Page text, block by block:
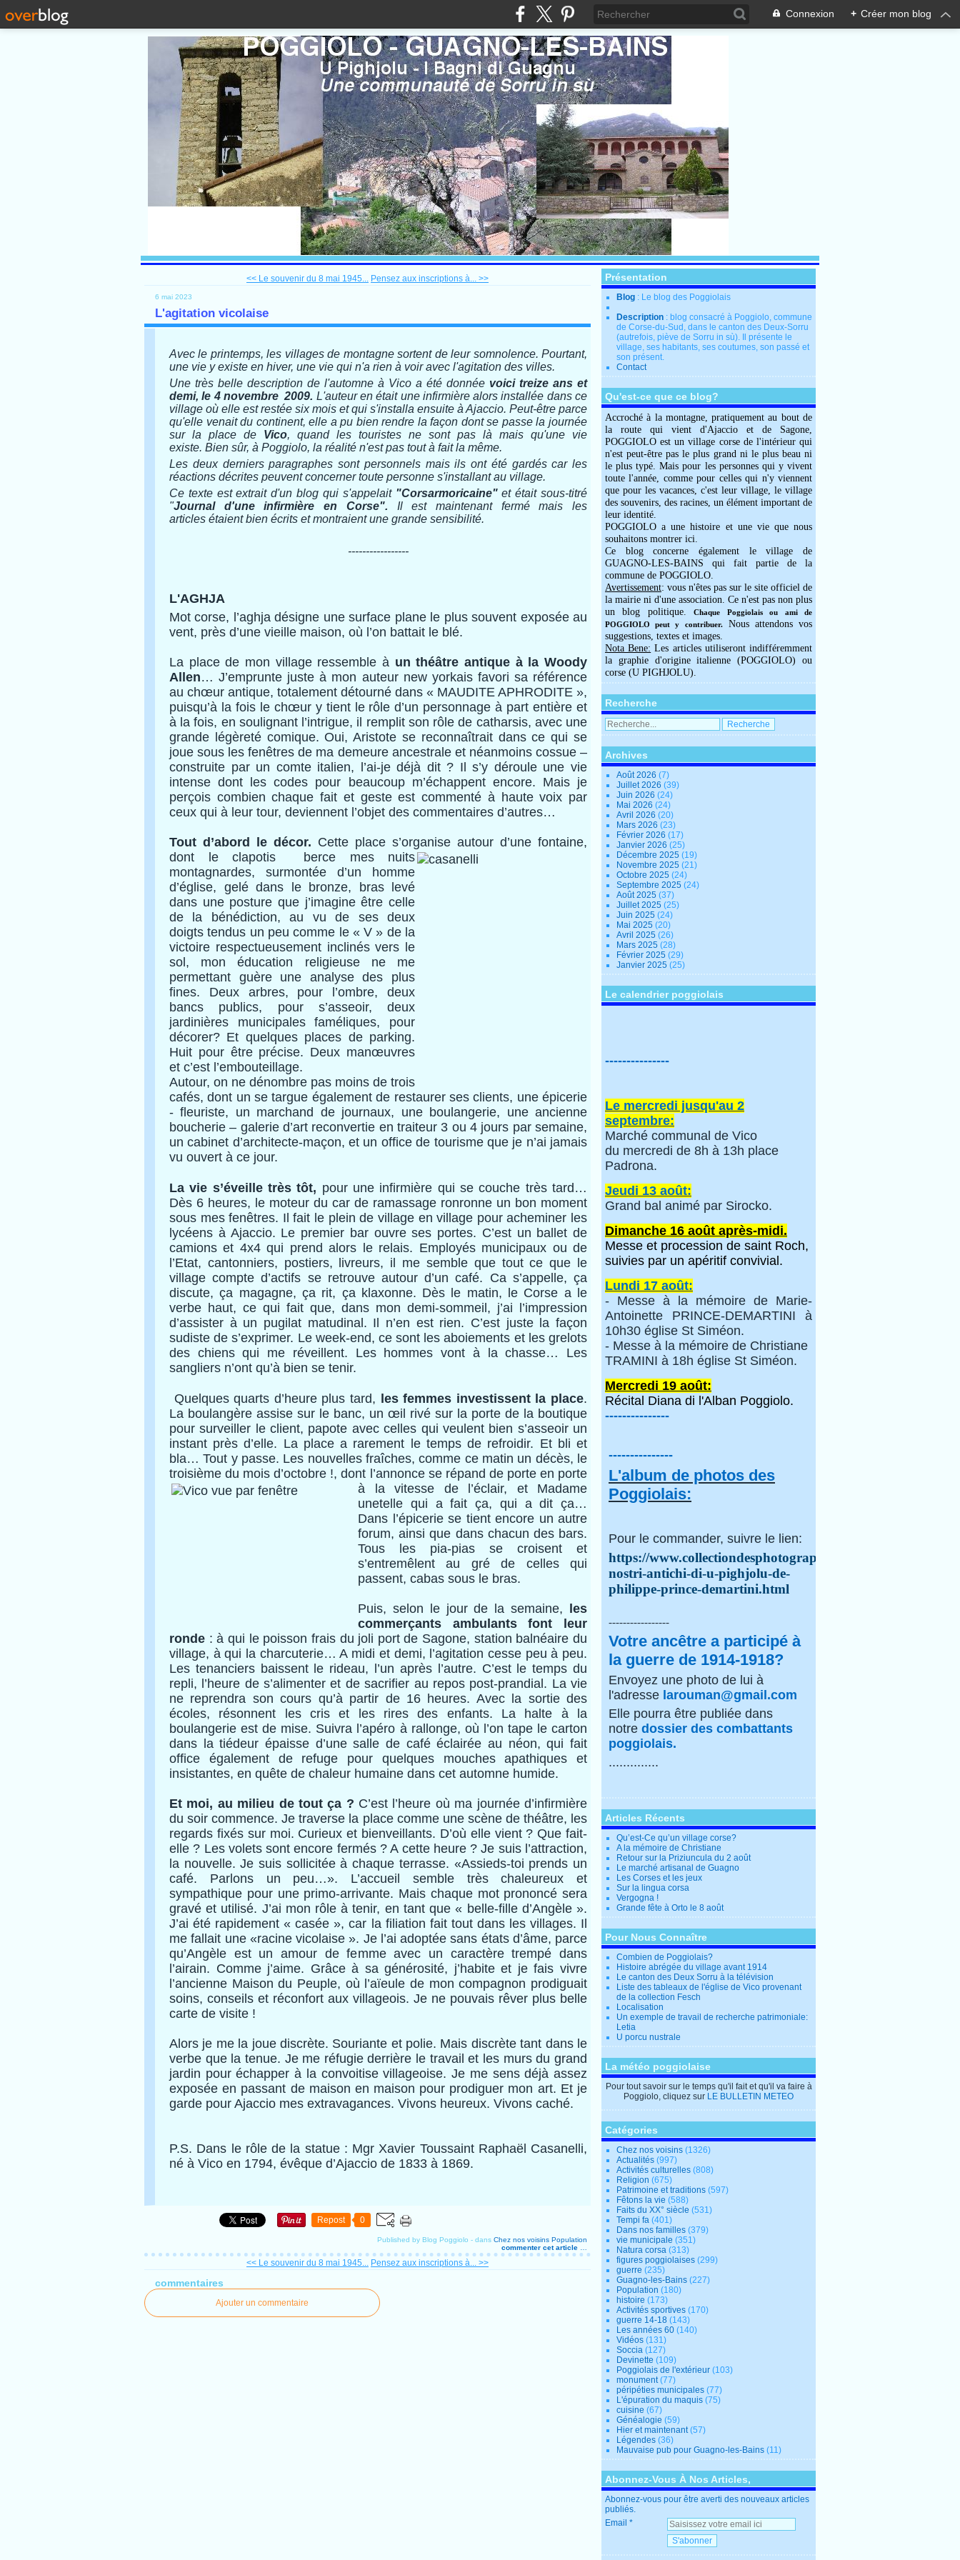
Connexion + Créer mon blog
<< Le souvenir du 8 mai 1945... Pensez aux inscriptions à... >>
6 mai 2023
L'agitation vicolaise
Avec le printemps, les villages de montagne sortent de leur somnolence. Pourtant,
une vie y existe en hiver, une vie qui n'a rien à voir avec l'agitation des villes.
Une très belle description de l'automne à Vico a été donnée voici treize ans et
demi, le 4 novembre 2009. L'auteur en était une infirmière alors installée dans ce
village où elle est restée six mois et qui s'installa ensuite à Ajaccio. Peut-être parce
qu'elle venait du continent, elle a pu bien rendre la façon dont se passe la journée
sur la place de Vico, quand les touristes ne sont pas là mais qu'une vie
existe. Bien sûr, à Poggiolo, la réalité n'est pas tout à fait la même.
Les deux derniers paragraphes sont personnels mais ils ont été gardés car les
réactions décrites peuvent concerner toute personne s'installant au village.
Ce texte est extrait d'un blog qui s'appelait "Corsarmoricaine"et était sous-titré
"Journal d'une infirmière en Corse". Il est maintenant fermé mais les
articles étaient bien écrits et montraient une grande sensibilité.
-----------------
L'AGHJA
Mot corse, l’aghja désigne une surface plane le plus souvent exposée au
vent, près d’une vieille maison, où l’on battait le blé.
La place de mon village ressemble à un théâtre antique à la Woody
Allen… J’emprunte juste à mon auteur new yorkais favori sa référence
au chœur antique, totalement détourné dans « MAUDITE APHRODITE »,
puisqu’à la fois le chœur y tient le rôle d’un personnage à part entière et
à la fois, en soulignant l’intrigue, il remplit son rôle de catharsis, avec une
grande légèreté comique. Oui, Aristote se reconnaîtrait dans ce qui se
joue sous les fenêtres de ma demeure ancestrale et néanmoins cossue –
construite par un comte italien, l’ai-je déjà dit ? Il s’y déroule une vie
intense dont les codes pour beaucoup m’échappent encore. Mais je
perçois combien chaque fait et geste est commenté à haute voix par
ceux qui à leur tour, deviennent l’objet des commentaires d’autres…
Tout d’abord le décor. Cette place s’organise autour d’une fontaine,
dont le clapotis
berce mes nuits
montagnardes, surmontée d’un homme
d’église, gelé dans le bronze, bras levé
dans une posture que j’imagine être celle
de la bénédiction, au vu de ses deux
doigts tendus un peu comme le « V » de la
victoire respectueusement inclinés vers le
sol, mon éducation religieuse ne me
permettant guère une analyse des plus
fines. Deux arbres, pour l’ombre, deux
bancs publics, pour s’asseoir, deux
jardinières municipales faméliques, pour
décorer? Et quelques places de parking.
Huit pour être précise. Deux manœuvres
et c’est l’embouteillage.
Autour, on ne dénombre pas moins de trois
cafés, dont un se targue également de restaurer ses clients, une épicerie
- fleuriste, un marchand de journaux, une boulangerie, une ancienne
boucherie – galerie d’art reconvertie en traiteur 3 ou 4 jours par semaine,
un cabinet d’architecte-maçon, et un office de tourisme que je n’ai jamais
vu ouvert à ce jour.
La vie s’éveille très tôt, pour une infirmière qui se couche très tard…
Dès 6 heures, le moteur du car de ramassage ronronne un bon moment
sous mes fenêtres. Il fait le plein de village en village pour acheminer les
lycéens à Ajaccio. Le premier bar ouvre ses portes. C’est un ballet de
camions et 4x4 qui prend alors le relais. Employés municipaux ou de
l’Etat, cantonniers, postiers, livreurs, il me semble que tout ce que le
village compte d’actifs se retrouve autour d’un café. Ca s’appelle, ça
discute, ça magagne, ça rit, ça klaxonne. Dès le matin, le Corse a le
verbe haut, ce qui fait que, dans mon demi-sommeil, j’ai l’impression
d’assister à un pugilat matudinal. Il n’en est rien. C’est juste la façon
sudiste de s’exprimer. Le week-end, ce sont les aboiements et les grelots
des chiens qui me réveillent. Les hommes vont à la chasse… Les
sangliers n’ont qu’à bien se tenir.
Quelques quarts d’heure plus tard, les femmes investissent la place.
La boulangère assise sur le banc, un œil rivé sur la porte de la boutique
poursurveiller le client, papote avec celles qui veulent bien s’asseoir un
instant près d’elle. La place a rarement le temps de refroidir. Et bli et
bla… Tout y passe. Les nouvelles fraîches, comme ce matin un décès, le
troisième du mois d’octobre !, dont l’annonce se répand de porte en porte
à la vitesse de l’éclair, et Madame
unetelle qui a fait ça, qui a dit ça…
Dans l’épicerie se tient encore un autre
forum, ainsi que dans chacun des bars.
Tous les pia-pias se croisent et
s’entremêlent au gré de celles qui
passent, cabas sous le bras.
Puis, selon le jour de la semaine,
les
commerçants ambulants font leur
ronde : à qui le poisson frais du joli port de Sagone, station balnéaire du
village, à qui la charcuterie… A midi et demi, l’agitation cesse peu à peu.
Les tenanciers baissent le rideau, l’un après l’autre. C’est le temps du
repli, l’heure de s’alimenter et de sacrifier au repos post-prandial. La vie
ne reprendra son cours qu’à partir de 16 heures. Avec la sortie des
écoles, résonnent les cris et les rires des enfants. La halte à la
boulangerie est de mise. Suivra l’apéro à rallonge, où l’on tape le carton
dans la tiédeur épaisse d’une salle de café éclairée au néon, qui fait
office également de refuge pour quelques mouches apathiques et
insistantes, en quête de chaleur humaine dans cet automne humide.
Et moi, au milieu de tout ça ? C’est l’heure où ma journée d’infirmière
du soir commence. Je traverse la place comme une scène de théâtre, les
regards fixés sur moi. Curieux et bienveillants. D’où elle vient ? Que fait-
elle ? Les volets sont encore fermés ? A cette heure ? Je suis l’attraction,
la nouvelle. Je suis sollicitée à chaque terrasse. «Assieds-toi prends un
café. Parlons un peu…». L’accueil semble très chaleureux et
sympathique pour une primo-arrivante. Mais chaque mot prononcé sera
gravé et utilisé. J’ai mon rôle à tenir, en tant que « belle-fille d’Angèle ».
J’ai été rapidement « casée », car la filiation fait tout dans les villages. Il
me fallait une «racine vicolaise ». Je l’ai adoptée sans états d’âme, parce
qu’Angèle est un amour de femme avec un caractère trempé dans
l’airain. Comme j’aime. Grâce à sa générosité, j’habite et je fais vivre
l’ancienne Maison du Peuple, où l’aïeule de mon compagnon prodiguait
soins, conseils et réconfort aux villageois. Je ne pouvais rêver plus belle
carte de visite !
Alors je me la joue discrète. Souriante et polie. Mais discrète tant dans le
verbe que la tenue. Je me réfugie derrière le travail et les murs du grand
jardin pour échapper à la convoitise villageoise. Je me sens déjà assez
exposée en passant de maison en maison pour prodiguer mon art. Et je
garde pour Ajaccio mes extravagances. Vivons heureux. Vivons caché.
P.S. Dans le rôle de la statue : Mgr Xavier Toussaint Raphaël Casanelli,
né à Vico en 1794, évêque d’Ajaccio de 1833 à 1869.
Repost 0
Published by Blog Poggiolo - dans Chez nos voisins Population
commenter cet article
<< Le souvenir du 8 mai 1945... Pensez aux inscriptions à... >>
commentaires
Ajouter un commentaire
Présentation
Blog : Le blog des Poggiolais
Description : blog consacré à Poggiolo, commune
de Corse-du-Sud, dans le canton des Deux-Sorru
(autrefois, piève de Sorru in sù). Il présente le
village, ses habitants, ses coutumes, son passé et
son présent.
Contact
Qu'est-ce que ce blog?
Accroché à la montagne, pratiquement au bout de
la route qui vient d'Ajaccio et de Sagone,
POGGIOLO est un village corse de l'intérieur qui
n'est peut-être pas le plus grand ni le plus beau ni
le plus typé. Mais pour les personnes qui y vivent
toute l'année, comme pour celles qui n'y viennent
que pour les vacances, c'est leur village, le village
des souvenirs, des racines, un élément important de
leur identité.
POGGIOLO a une histoire et une vie que nous
souhaitons montrer ici.
Ce blog concerne également le village de
GUAGNO-LES-BAINS qui fait partie de la
commune de POGGIOLO.
Avertissement: vous n'êtes pas sur le site officiel de
la mairie ni d'une association. Ce n'est pas non plus
un blog politique.Chaque Poggiolais ou ami de
POGGIOLO peut y contribuer.Nous attendons vos
suggestions, textes et images.
Nota Bene: Les articles utiliseront indifféremment
la graphie d'origine italienne (POGGIOLO) ou
corse (U PIGHJOLU).
Recherche
Archives
Août 2026 (7)
Juillet 2026 (39)
Juin 2026 (24)
Mai 2026 (24)
Avril 2026 (20)
Mars 2026 (23)
Février 2026 (17)
Janvier 2026 (25)
Décembre 2025 (19)
Novembre 2025 (21)
Octobre 2025 (24)
Septembre 2025 (24)
Août 2025 (37)
Juillet 2025 (25)
Juin 2025 (24)
Mai 2025 (20)
Avril 2025 (26)
Mars 2025 (28)
Février 2025 (29)
Janvier 2025 (25)
Le calendrier poggiolais
---------------
Le mercredi jusqu'au 2
septembre:
Marché communal de Vico
du mercredi de 8h à 13h place
Padrona.
Jeudi 13 août:
Grand bal animé par Sirocko.
Dimanche 16 août après-midi.
Messe et procession de saint Roch,
suivies par un apéritif convivial.
Lundi 17 août:
- Messe à la mémoire de Marie-
Antoinette PRINCE-DEMARTINI à
10h30 église St Siméon.
- Messe à la mémoire de Christiane
TRAMINI à 18h église St Siméon.
Mercredi 19 août:
Récital Diana di l'Alban Poggiolo.
---------------
---------------
L'album de photos des
Poggiolais:
Pour le commander, suivre le lien:
https://www.collectiondesphotographes.com/i-
nostri-antichi-di-u-pighjolu-de-
philippe-prince-demartini.html
-----------------
Votre ancêtre a participé à
la guerre de 1914-1918?
Envoyez une photo de lui à
l'adresse larouman@gmail.com
Elle pourra être publiée dans
notre dossier des combattants
poggiolais.
..............
Articles Récents
Qu’est-Ce qu’un village corse?
A la mémoire de Christiane
Retour sur la Priziuncula du 2 août
Le marché artisanal de Guagno
Les Corses et les jeux
Sur la lingua corsa
Vergogna !
Grande fête à Orto le 8 août
Pour Nous Connaître
Combien de Poggiolais?
Histoire abrégée du village avant 1914
Le canton des Deux Sorru à la télévision
Liste des tableaux de l'église de Vico provenant
de la collection Fesch
Localisation
Un exemple de travail de recherche patrimoniale:
Letia
U porcu nustrale
La météo poggiolaise
Pour tout savoir sur le temps qu'il fait et qu'il va faire à
Poggiolo, cliquez sur LE BULLETIN METEO
Catégories
Chez nos voisins (1326)
Actualités (997)
Activités culturelles (808)
Religion (675)
Patrimoine et traditions (597)
Fêtons la vie (588)
Faits du XX° siècle (531)
Tempi fa (401)
Dans nos familles (379)
vie municipale (351)
Natura corsa (313)
figures poggiolaises (299)
guerre (235)
Guagno-les-Bains (227)
Population (180)
histoire (173)
Activités sportives (170)
guerre 14-18 (143)
Les années 60 (140)
Vidéos (131)
Soccia (127)
Devinette (109)
Poggiolais de l'extérieur (103)
monument(77)
péripéties municipales (77)
L'épuration du maquis (75)
cuisine (67)
Généalogie (59)
Hier et maintenant(57)
Légendes (36)
Mauvaise pub pour Guagno-les-Bains (11)
Abonnez-Vous À Nos Articles,
Abonnez-vous pour être averti des nouveaux articles
publiés.
Email